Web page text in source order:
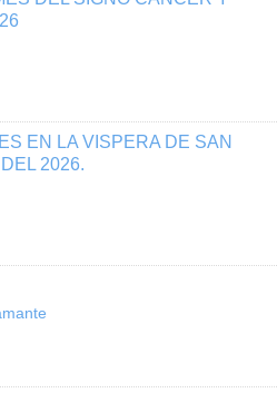
EN LA VISPERA DE SAN
2026.